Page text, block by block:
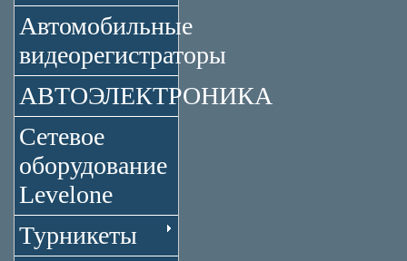
Автомобильные
видеорегистраторы
АВТОЭЛЕКТРОНИКА
Сетевое
оборудование
Levelone
Турникеты